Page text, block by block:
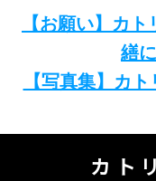
【お願い】カ
繕
【写真集】カ
カト